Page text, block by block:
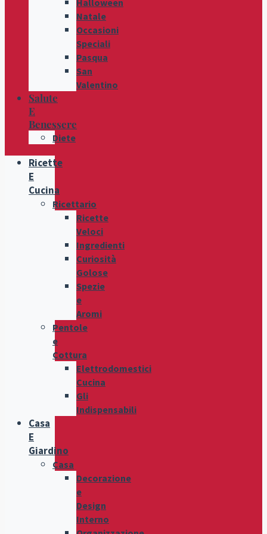
Halloween
Natale
Occasioni
Speciali
Pasqua
San
Valentino
Salute
E
Benessere
Diete
Ricette
E
Cucina
Ricettario
Ricette
Veloci
Ingredienti
Curiosità
Golose
Spezie
e
Aromi
Pentole
e
Cottura
Elettrodomestici
Cucina
Gli
Indispensabili
Casa
E
Giardino
Casa
Decorazione
e
Design
Interno